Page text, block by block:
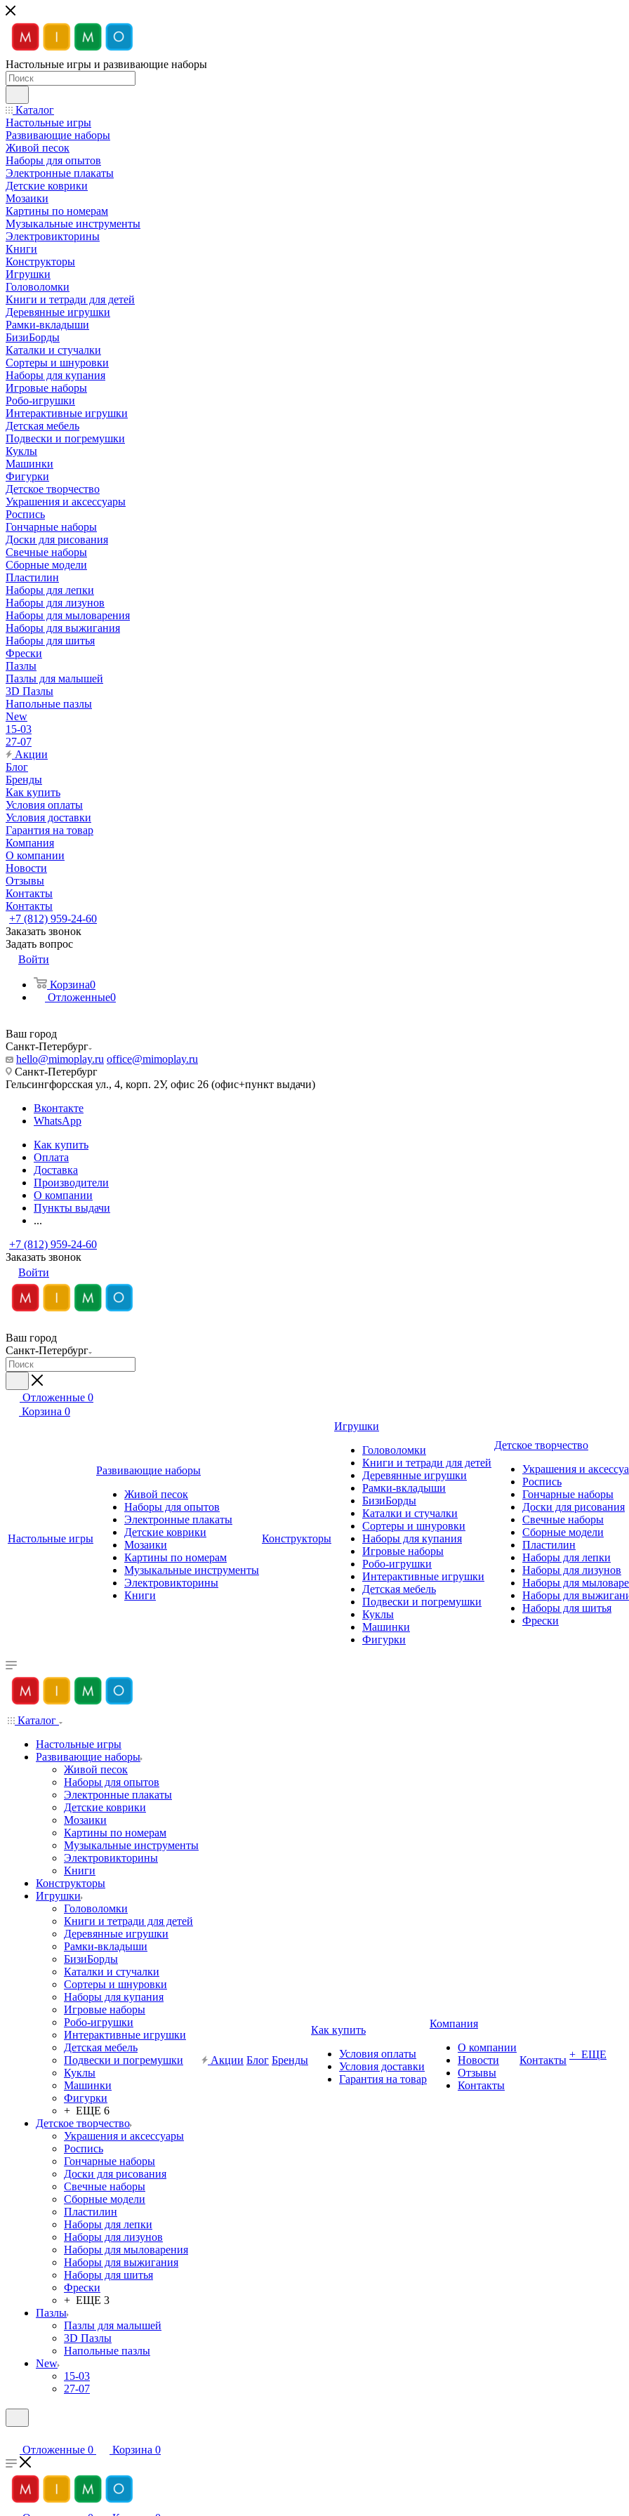
Настольные игры и развивающие наборы
Каталог
Настольные игры
Развивающие наборы
Живой песок
Наборы для опытов
Электронные плакаты
Детские коврики
Мозаики
Картины по номерам
Музыкальные инструменты
Электровикторины
Книги
Конструкторы
Игрушки
Головоломки
Книги и тетради для детей
Деревянные игрушки
Рамки-вкладыши
БизиБорды
Каталки и стучалки
Сортеры и шнуровки
Наборы для купания
Игровые наборы
Робо-игрушки
Интерактивные игрушки
Детская мебель
Подвески и погремушки
Куклы
Машинки
Фигурки
Детское творчество
Украшения и аксессуары
Роспись
Гончарные наборы
Доски для рисования
Свечные наборы
Сборные модели
Пластилин
Наборы для лепки
Наборы для лизунов
Наборы для мыловарения
Наборы для выжигания
Наборы для шитья
Фрески
Пазлы
Пазлы для малышей
3D Пазлы
Напольные пазлы
New
15-03
27-07
Акции
Блог
Бренды
Как купить
Условия оплаты
Условия доставки
Гарантия на товар
Компания
О компании
Новости
Отзывы
Контакты
Контакты
+7 (812) 959-24-60
Заказать звонок
Задать вопрос
Войти
Корзина0
Отложенные0
Ваш город
Санкт-Петербург
hello@mimoplay.ru office@mimoplay.ru
Санкт-Петербург
Гельсингфорсская ул., 4, корп. 2У, офис 26 (офис+пункт выдачи)
Вконтакте
WhatsApp
Как купить
Оплата
Доставка
Производители
О компании
Пункты выдачи
...
+7 (812) 959-24-60
Заказать звонок
Войти
Ваш город
Санкт-Петербург
Отложенные 0
Корзина 0
Настольные игры
Развивающие наборы
Живой песок
Наборы для опытов
Электронные плакаты
Детские коврики
Мозаики
Картины по номерам
Музыкальные инструменты
Электровикторины
Книги
Конструкторы
Игрушки
Головоломки
Книги и тетради для детей
Деревянные игрушки
Рамки-вкладыши
БизиБорды
Каталки и стучалки
Сортеры и шнуровки
Наборы для купания
Игровые наборы
Робо-игрушки
Интерактивные игрушки
Детская мебель
Подвески и погремушки
Куклы
Машинки
Фигурки
Детское творчество
Украшения и
Роспись
Гончарные наборы
Доски для рисования
Свечные наборы
Сборные модели
Пластилин
Наборы для лепки
Наборы для лизунов
Наборы для
Наборы для
Наборы для шитья
Фрески
Каталог
Настольные игры
Развивающие наборы
Живой песок
Наборы для опытов
Электронные плакаты
Детские коврики
Мозаики
Картины по номерам
Музыкальные инструменты
Электровикторины
Книги
Конструкторы
Игрушки
Головоломки
Книги и тетради для детей
Деревянные игрушки
Рамки-вкладыши
БизиБорды
Каталки и стучалки
Сортеры и шнуровки
Наборы для купания
Игровые наборы
Робо-игрушки
Интерактивные игрушки
Детская мебель
Подвески и погремушки
Куклы
Машинки
Фигурки
+ ЕЩЕ 6
Детское творчество
Украшения и аксессуары
Роспись
Гончарные наборы
Доски для рисования
Свечные наборы
Сборные модели
Пластилин
Наборы для лепки
Наборы для лизунов
Наборы для мыловарения
Наборы для выжигания
Наборы для шитья
Фрески
+ ЕЩЕ 3
Пазлы
Пазлы для малышей
3D Пазлы
Напольные пазлы
New
15-03
27-07
Акции Блог Бренды
Как купить
Условия оплаты
Условия доставки
Гарантия на товар
Компания
О компании
Новости
Отзывы
Контакты
Контакты + ЕЩЕ
Отложенные 0 Корзина 0